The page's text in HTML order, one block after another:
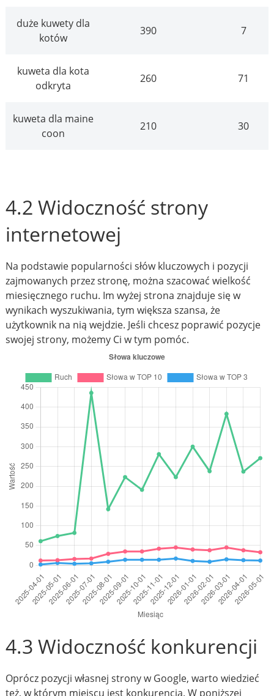
duże kuwety dla
kotów
390 7
kuweta dla kota
odkryta
260 71
kuweta dla maine
coon
210 30
4.2 Widoczność strony
internetowej
Na podstawie popularności słów kluczowych i pozycji
zajmowanych przez stronę, można szacować wielkość
miesięcznego ruchu. Im wyżej strona znajduje się w
wynikach wyszukiwania, tym większa szansa, że
użytkownik na nią wejdzie. Jeśli chcesz poprawić pozycje
swojej strony, możemy Ci w tym pomóc.
4.3 Widoczność konkurencji
Oprócz pozycji własnej strony w Google, warto wiedzieć
też, w którym miejscu jest konkurencja. W poniższej